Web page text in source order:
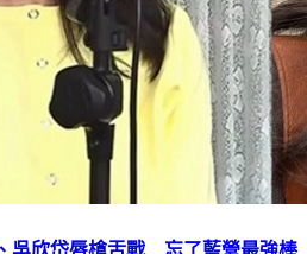
吳欣岱唇槍舌戰 忘了藍營最強棒